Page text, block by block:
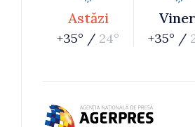
Astăzi
+35° / 24° +35° /